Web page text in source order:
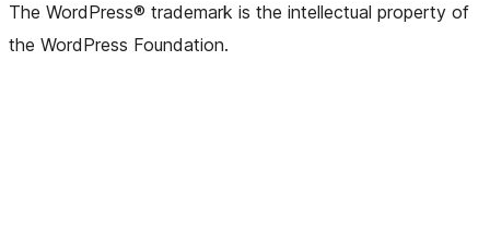
The WordPress® trademark is the intellectual property of
the WordPress Foundation.